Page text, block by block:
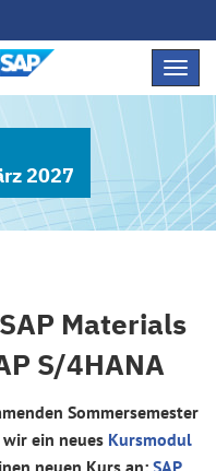
2027
Materials
S/4HANA
Sommersemester
ein neues Kursmodul
neuen Kurs an: SAP